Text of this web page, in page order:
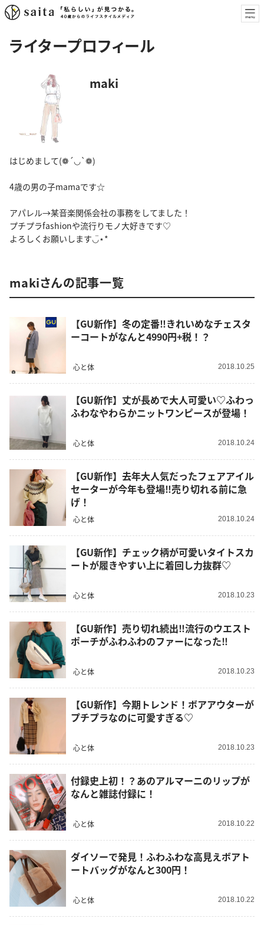
ライタープロフィール
maki
はじめまして(❁´◡`❁)
4歳の男の子mamaです☆
アパレル→某音楽関係会社の事務をしてました！
プチプラfashionや流行りモノ大好きです♡
よろしくお願いします◡̈⋆*
makiさんの記事一覧
【GU新作】冬の定番‼︎きれいめなチェスタ
ーコートがなんと4990円+税！？
心と体 2018.10.25
【GU新作】丈が長めで大人可愛い♡ふわっ
ふわなやわらかニットワンピースが登場！
心と体 2018.10.24
【GU新作】去年大人気だったフェアアイル
セーターが今年も登場‼︎売り切れる前に急
げ！
心と体 2018.10.24
【GU新作】チェック柄が可愛いタイトスカ
ートが履きやすい上に着回し力抜群♡
心と体 2018.10.23
【GU新作】売り切れ続出‼︎流行のウエスト
ポーチがふわふわのファーになった‼︎
心と体 2018.10.23
【GU新作】今期トレンド！ボアアウターが
プチプラなのに可愛すぎる♡
心と体 2018.10.23
付録史上初！？あのアルマーニのリップが
なんと雑誌付録に！
心と体 2018.10.22
ダイソーで発見！ふわふわな高見えボアト
ートバッグがなんと300円！
心と体 2018.10.22